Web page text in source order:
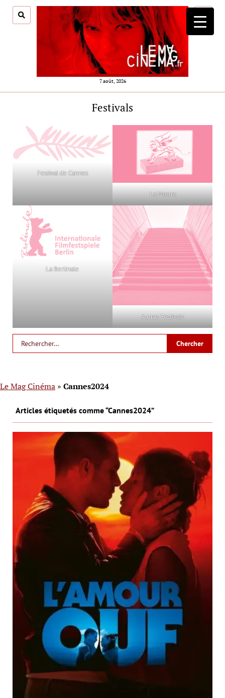
7 août, 2026
menu
Festivals
Festival de Cannes
La Mostra
La Berlinale
Autres Festivals
Le Mag Cinéma » Cannes2024
Articles étiquetés comme “Cannes2024”